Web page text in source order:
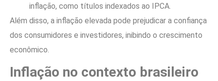
inflação, como títulos indexados ao IPCA.
Além disso, a inflação elevada pode prejudicar a confiança
dos consumidores e investidores, inibindo o crescimento
econômico.
Inflação no contexto brasileiro